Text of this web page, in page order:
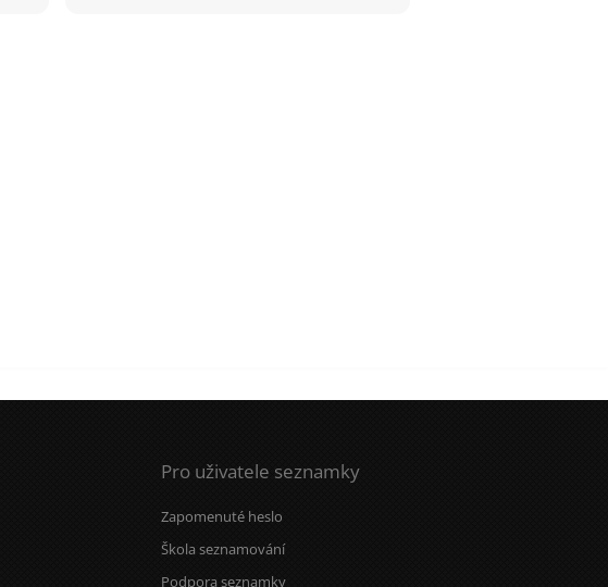
Pro uživatele seznamky
Zapomenuté heslo
Škola seznamování
Podpora seznamky